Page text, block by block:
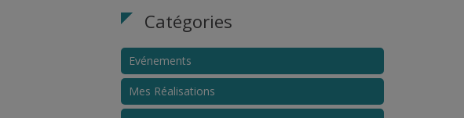
Catégories
Evénements
Mes Réalisations